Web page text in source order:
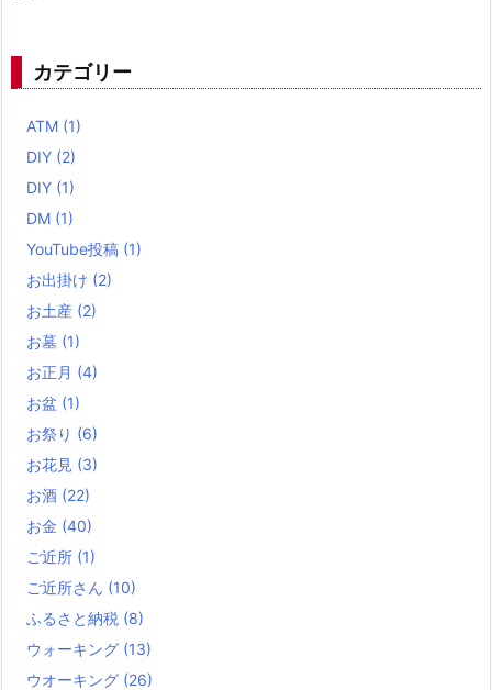
カテゴリー
ATM (1)
DIY (2)
DIY (1)
DM (1)
YouTube投稿 (1)
お出掛け (2)
お土産 (2)
お墓 (1)
お正月 (4)
お盆 (1)
お祭り (6)
お花見 (3)
お酒 (22)
お金 (40)
ご近所 (1)
ご近所さん (10)
ふるさと納税 (8)
ウォーキング (13)
ウオーキング (26)